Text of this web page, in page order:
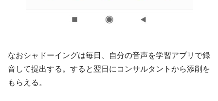
なおシャドーイングは毎日、自分の音声を学習アプリで録
音して提出する。すると翌日にコンサルタントから添削を
もらえる。